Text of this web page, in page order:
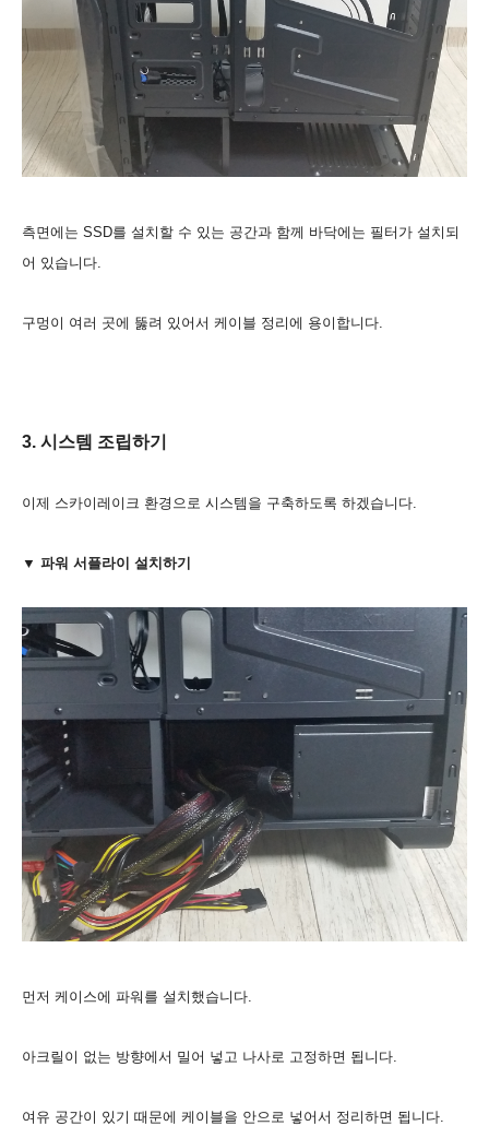
측면에는 SSD를 설치할 수 있는 공간과 함께 바닥에는 필터가 설치되
어 있습니다.
구멍이 여러 곳에 뚫려 있어서 케이블 정리에 용이합니다.
3. 시스템 조립하기
이제 스카이레이크 환경으로 시스템을 구축하도록 하겠습니다.
▼ 파워 서플라이 설치하기
먼저 케이스에 파워를 설치했습니다.
아크릴이 없는 방향에서 밀어 넣고 나사로 고정하면 됩니다.
여유 공간이 있기 때문에 케이블을 안으로 넣어서 정리하면 됩니다.